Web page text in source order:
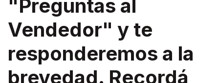
"Preguntas al
Vendedor" y te
responderemos a la
brevedad. Recordá